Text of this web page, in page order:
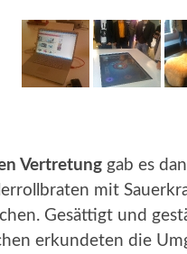
Vertretung gab es
mit
Gesättigt und
erkundeten die